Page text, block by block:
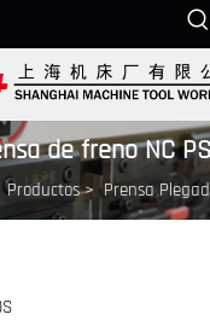
de freno NC
Productos>Prensa